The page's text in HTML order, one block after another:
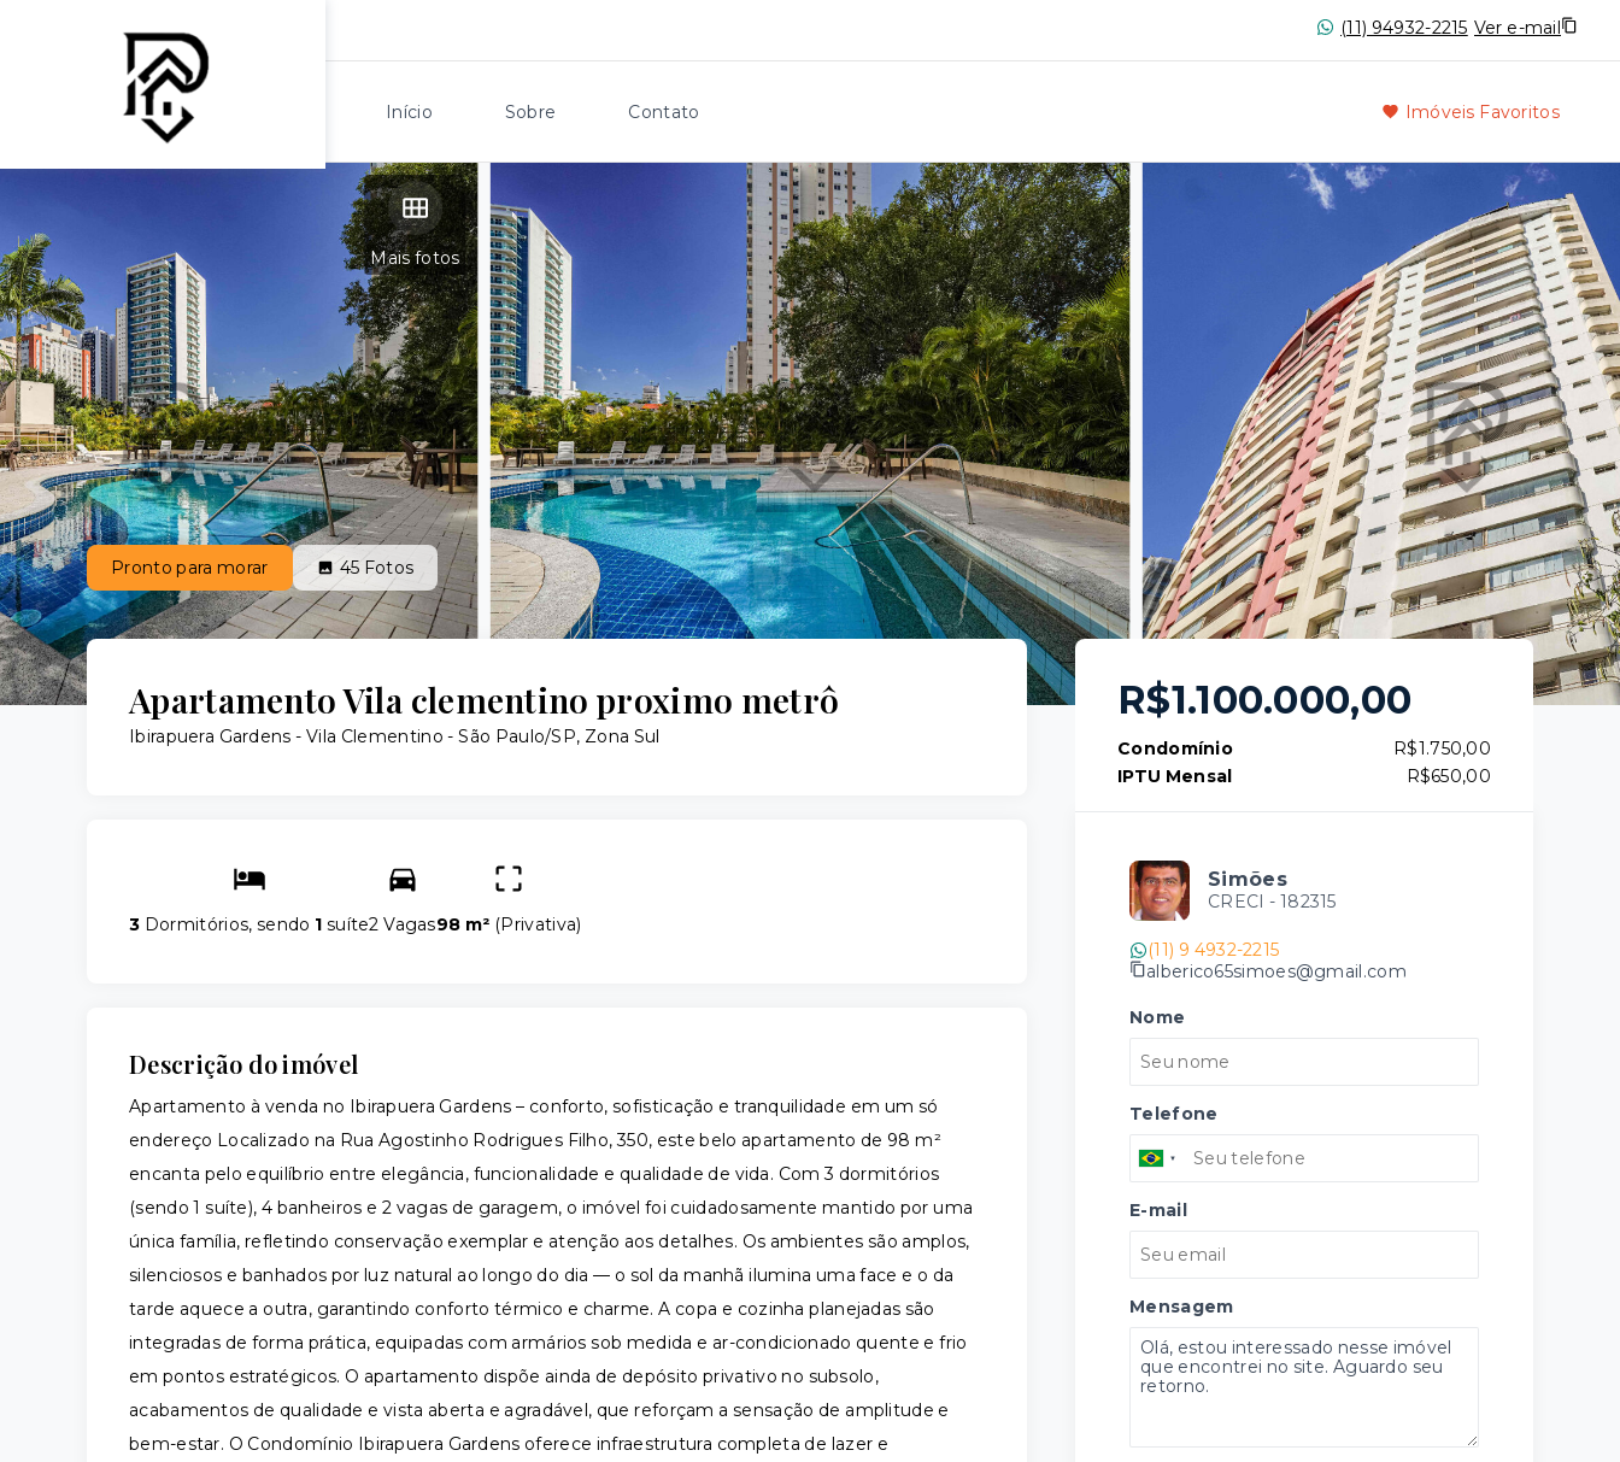
(11) 94932-2215 Ver e-mail
Início Sobre Contato Imóveis Favoritos
Mais fotos
Pronto para morar 45 Fotos
Apartamento Vila clementino proximo metrô
Ibirapuera Gardens -Vila Clementino - São Paulo/SP, Zona Sul
3 Dormitórios, sendo 1 suíte2 Vagas98 m² (Privativa)
Descrição do imóvel
Apartamento à venda no Ibirapuera Gardens – conforto, sofisticação e tranquilidade em um só
endereço Localizado na Rua Agostinho Rodrigues Filho, 350, este belo apartamento de 98 m²
encanta pelo equilíbrio entre elegância, funcionalidade e qualidade de vida. Com 3 dormitórios
(sendo 1 suíte), 4 banheiros e 2 vagas de garagem, o imóvel foi cuidadosamente mantido por uma
única família, refletindo conservação exemplar e atenção aos detalhes. Os ambientes são amplos,
silenciosos e banhados por luz natural ao longo do dia — o sol da manhã ilumina uma face e o da
tarde aquece a outra, garantindo conforto térmico e charme. A copa e cozinha planejadas são
integradas de forma prática, equipadas com armários sob medida e ar-condicionado quente e frio
em pontos estratégicos. O apartamento dispõe ainda de depósito privativo no subsolo,
acabamentos de qualidade e vista aberta e agradável, que reforçam a sensação de amplitude e
bem-estar. O Condomínio Ibirapuera Gardens oferece infraestrutura completa de lazer e
R$1.100.000,00
Condomínio
R$1.750,00
IPTU Mensal
R$650,00
Simões
CRECI - 182315
(11) 9 4932-2215
alberico65simoes@gmail.com
Nome
Telefone
E-mail
Mensagem